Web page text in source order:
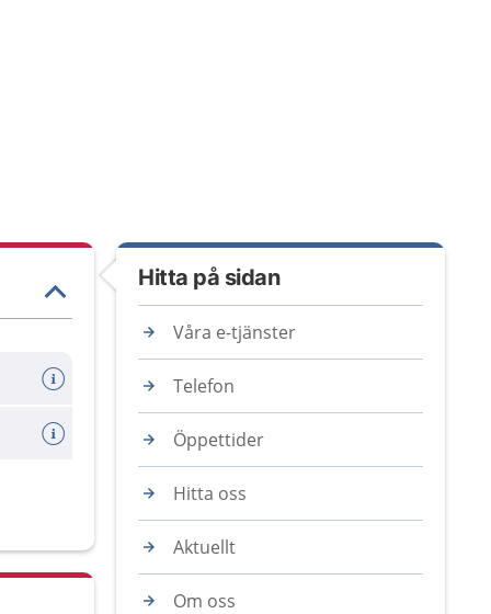
Hitta på sidan
Våra e-tjänster
Telefon
Öppettider
Hitta oss
Aktuellt
Om oss